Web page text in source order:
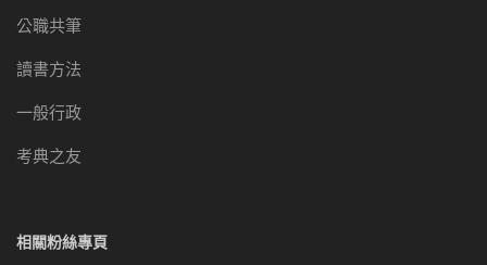
公職共筆
讀書方法
一般行政
考典之友
相關粉絲專頁